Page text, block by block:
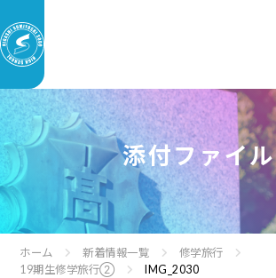
添付ファイル
ホーム 新着情報一覧
修学旅行
19期生修学旅行②
IMG_2030